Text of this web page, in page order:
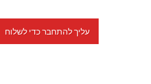
עליך להתחבר כדי לשלוח